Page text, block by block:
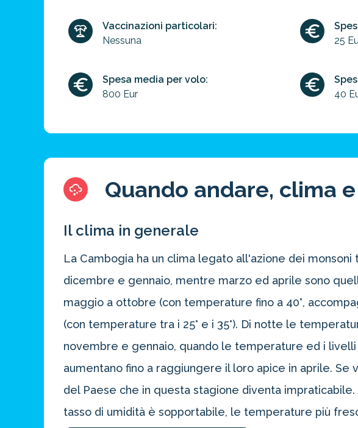
Vaccinazioni particolari:
Nessuna
25
Spesa media per volo:
800 Eur
40
Quando andare, clima
Il clima in generale
La Cambogia ha un clima legato all'azione dei
dicembre e gennaio, mentre marzo ed aprile sono
maggio a ottobre (con temperature fino a 40°,
(con temperature tra i 25° e i 35°). Di notte le
novembre e gennaio, quando le temperature ed i
aumentano fino a raggiungere il loro apice in aprile.
del Paese che in questa stagione diventa
tasso di umidità è sopportabile, le temperature più
Risparmia oltre il